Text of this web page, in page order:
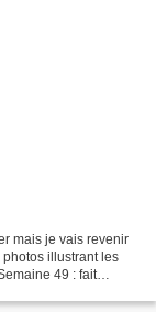
mais je vais revenir
illustrant les
49 : fait